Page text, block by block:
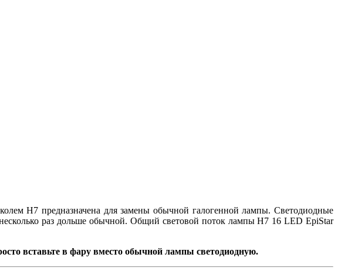
H7 предназначена для замены обычной галогенной лампы. Светодиодные
раз дольше обычной. Общий световой поток лампы H7 16 LED EpiStar
вставьте в фару вместо обычной лампы светодиодную.